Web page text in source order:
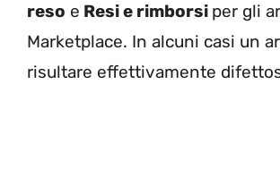
reso e Resi e rimborsi per gli
Marketplace. In alcuni casi un
risultare effettivamente